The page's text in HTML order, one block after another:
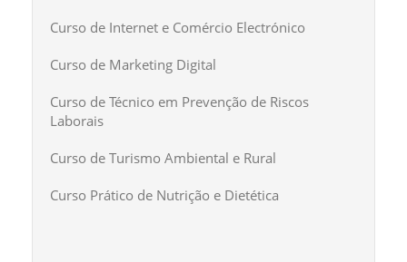
Curso de Internet e Comércio Electrónico
Curso de Marketing Digital
Curso de Técnico em Prevenção de Riscos
Laborais
Curso de Turismo Ambiental e Rural
Curso Prático de Nutrição e Dietética